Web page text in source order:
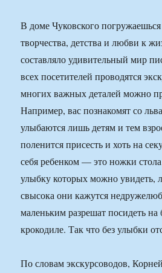
В доме Чуковского
творчества, детства и любви к
составляло удивительный мир
всех посетителей проводятся
многих важных деталей можно
Например, вас познакомят со
улыбаются лишь детям и тем
поленится присесть и хоть на
себя ребенком — это ножки
улыбку которых можно увидеть,
свысока они кажутся
маленьким разрешат посидеть
крокодиле. Так что без улыбки
По словам экскурсоводов,